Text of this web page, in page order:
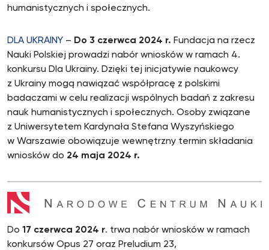
humanistycznych i społecznych.
DLA UKRAINY – Do 3 czerwca 2024 r. Fundacja na rzecz
Nauki Polskiej prowadzi nabór wniosków w ramach 4.
konkursu Dla Ukrainy. Dzięki tej inicjatywie naukowcy
z Ukrainy mogą nawiązać współpracę z polskimi
badaczami w celu realizacji wspólnych badań z zakresu
nauk humanistycznych i społecznych. Osoby związane
z Uniwersytetem Kardynała Stefana Wyszyńskiego
w Warszawie obowiązuje wewnętrzny termin składania
wniosków do 24 maja 2024 r.
Do 17 czerwca 2024 r. trwa nabór wniosków w ramach
konkursów Opus 27 oraz Preludium 23,